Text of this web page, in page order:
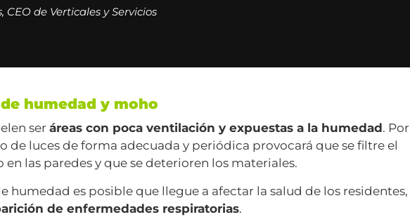
CEO de Verticales y Servicios
humedad y moho
seráreas con poca ventilación y expuestas a la humedad. Por
de luces de forma adecuada y periódica provocará que se filtre el
en las paredes y que se deterioren los materiales.
humedad es posible que llegue a afectar la salud de los residentes,
de enfermedades respiratorias.